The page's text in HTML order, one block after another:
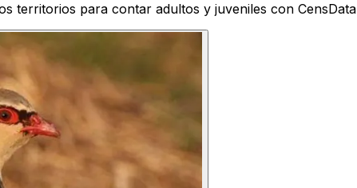
territorios para contar adultos y juveniles con CensData